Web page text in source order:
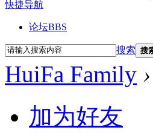
快捷导航
论坛BBS
搜索 搜
HuiFa Family ›
加为好友